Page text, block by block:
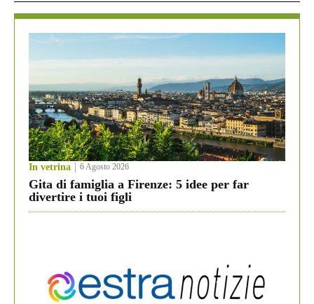
In vetrina 6 Agosto 2026
Gita di famiglia a Firenze: 5 idee per far
divertire i tuoi figli